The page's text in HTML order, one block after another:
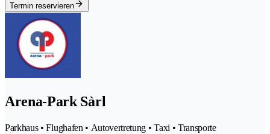
Termin reservieren
Arena-Park Sàrl
Parkhaus • Flughafen • Autovertretung • Taxi • Transporte